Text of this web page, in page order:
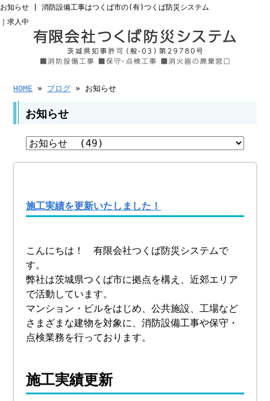
お知らせ | 消防設備工事はつくば市の(有)つくば防災システム
｜求人中
HOME » ブログ » お知らせ
お知らせ
施工実績を更新いたしました！
こんにちは！ 有限会社つくば防災システムで
す。
弊社は茨城県つくば市に拠点を構え、近郊エリア
で活動しています。
マンション・ビルをはじめ、公共施設、工場など
さまざまな建物を対象に、消防設備工事や保守・
点検業務を行っております。
施工実績更新